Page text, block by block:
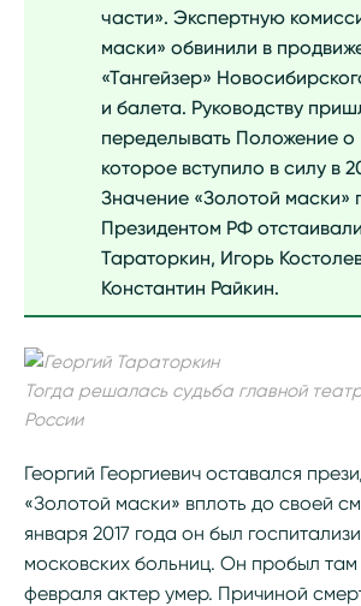
части». Экспертную
маски» обвинили в
«Тангейзер»
и балета. Руководству
переделывать Положение о
которое вступило в силу в
Значение «Золотой маски»
Президентом РФ
Тараторкин, Игорь
Константин Райкин.
Тогда решалась судьба главной
России
Георгий Георгиевич оставался
«Золотой маски» вплоть до своей
января 2017 года он был
московских больниц. Он пробыл там
февраля актер умер. Причиной